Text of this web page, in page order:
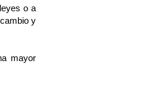
o a
y
mayor